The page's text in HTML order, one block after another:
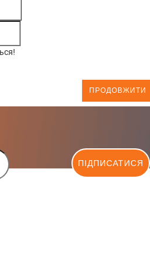
ПРОДОВЖИТИ
ПІДПИСАТИСЯ